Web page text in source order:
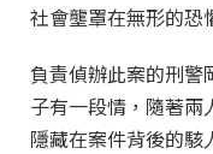
社會壟罩在無形的恐
負責偵辦此案的刑警
子有一段情，隨著兩
隱藏在案件背後的駭